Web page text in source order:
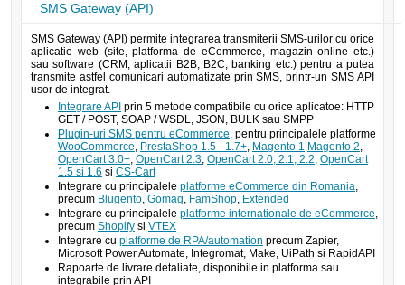
SMS Gateway (API)
SMS Gateway (API) permite integrarea transmiterii SMS-urilor cu orice
aplicatie web (site, platforma de eCommerce, magazin online etc.)
sau software (CRM, aplicatii B2B, B2C, banking etc.) pentru a putea
transmite astfel comunicari automatizate prin SMS, printr-un SMS API
usor de integrat.
Integrare API prin 5 metode compatibile cu orice aplicatoe: HTTP
GET / POST, SOAP / WSDL, JSON, BULK sau SMPP
Plugin-uri SMS pentru eCommerce, pentru principalele platforme
WooCommerce, PrestaShop 1.5 - 1.7+, Magento 1 Magento 2,
OpenCart 3.0+, OpenCart 2.3, OpenCart 2.0, 2.1, 2.2, OpenCart
1.5 si 1.6 si CS-Cart
Integrare cu principalele platforme eCommerce din Romania,
precum Blugento, Gomag, FamShop, Extended
Integrare cu principalele platforme internationale de eCommerce,
precum Shopify si VTEX
Integrare cu platforme de RPA/automation precum Zapier,
Microsoft Power Automate, Integromat, Make, UiPath si RapidAPI
Rapoarte de livrare detaliate, disponibile in platforma sau
integrabile prin API